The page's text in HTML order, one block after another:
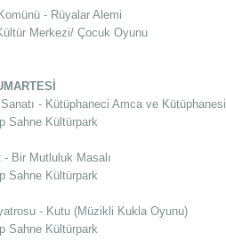
- Rüyalar Alemi
Merkezi/ Çocuk Oyunu
- Kütüphaneci Amca ve Kütüphanesi
Sahne Kültürpark
Bir Mutluluk Masalı
Sahne Kültürpark
- Kutu (Müzikli Kukla Oyunu)
Sahne Kültürpark